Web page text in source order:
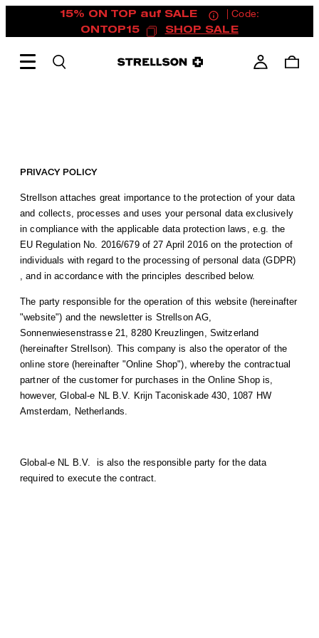
15% ON TOP auf SALE
| Code:
ONTOP15
SHOP SALE
PRIVACY POLICY
Strellson attaches great importance to the protection of your data
and collects, processes and uses your personal data exclusively
in compliance with the applicable data protection laws, e.g. the
EU Regulation No. 2016/679 of 27 April 2016 on the protection of
individuals with regard to the processing of personal data (GDPR)
, and in accordance with the principles described below.
The party responsible for the operation of this website (hereinafter
"website") and the newsletter is Strellson AG,
Sonnenwiesenstrasse 21, 8280 Kreuzlingen, Switzerland
(hereinafter Strellson). This company is also the operator of the
online store (hereinafter "Online Shop"), whereby the contractual
partner of the customer for purchases in the Online Shop is,
however, Global-e NL B.V. Krijn Taconiskade 430, 1087 HW
Amsterdam, Netherlands.
Global-e NL B.V. is also the responsible party for the data
required to execute the contract.